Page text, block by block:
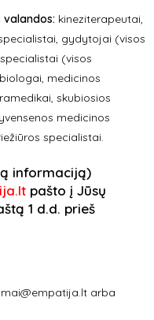
valandos: kineziterapeutai,
gydytojai (visos
(visos
medicinos
skubiosios
medicinos
žiūros specialistai.
informaciją)
pašto į Jūsų
1 d.d. prieš
arba